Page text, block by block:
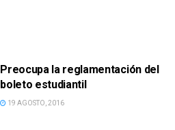
Preocupa la reglamentación del
boleto estudiantil
19 AGOSTO, 2016